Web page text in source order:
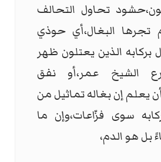
تحاول التحالف
تجرها البغال،أي حوذي
بركابه الذين يعتلون ظهر
الشيخ عمر،أو نفق
يعلم إن بغاله تماثيل من
سوى فزّاعات،وإن ما
بل هو الدم،